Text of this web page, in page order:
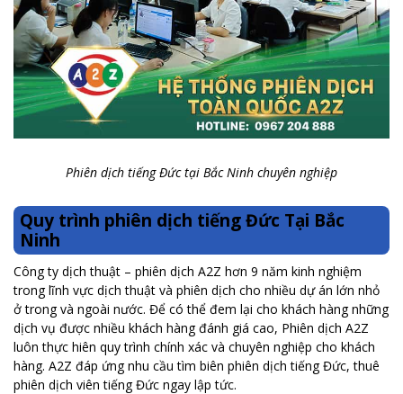
Phiên dịch tiếng Đức tại Bắc Ninh chuyên nghiệp
Quy trình phiên dịch tiếng Đức Tại Bắc
Ninh
Công ty dịch thuật – phiên dịch A2Z hơn 9 năm kinh nghiệm
trong lĩnh vực dịch thuật và phiên dịch cho nhiều dự án lớn nhỏ
ở trong và ngoài nước. Để có thể đem lại cho khách hàng những
dịch vụ được nhiều khách hàng đánh giá cao, Phiên dịch A2Z
luôn thực hiên quy trình chính xác và chuyên nghiệp cho khách
hàng. A2Z đáp ứng nhu cầu tìm biên phiên dịch tiếng Đức, thuê
phiên dịch viên tiếng Đức ngay lập tức.